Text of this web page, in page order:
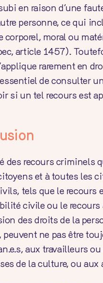
en raison d’une
personne, ce qui
corporel, moral ou
, article 1457).
rarement en
de consulter
si un tel recours est
des recours criminels
et à toutes les
tels que le recours
civile ou le recours
des droits de la
peuvent ne pas être
aux travailleurs ou
de la culture, ou aux